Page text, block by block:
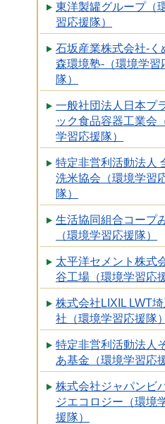
東洋製罐グループ（
習応援隊）
石坂産業株式会社-く
森環境塾-（環境学習
隊）
一般社団法人日本プ
ック食品容器工業会
学習応援隊）
特定非営利活動法人
洗米協会（環境学習
隊）
生活協同組合コープ
（環境学習応援隊）
太平洋セメント株式
谷工場（環境学習応
株式会社LIXIL LWT
社（環境学習応援隊）
特定非営利活動法人
あ基金（環境学習応
株式会社ジャパンビ
ジエコロジー（環境
援隊）